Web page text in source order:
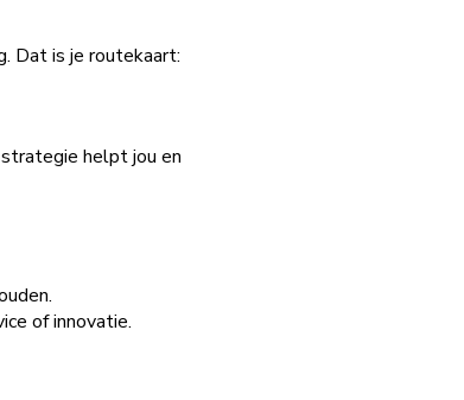
Dat is je routekaart:
helpt jou en
of innovatie.